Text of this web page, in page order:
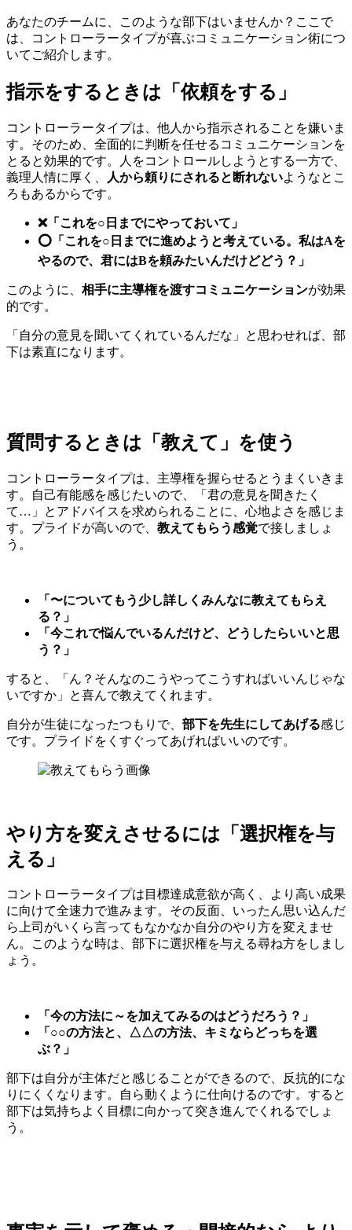
あなたのチームに、このような部下はいませんか？ここで
は、コントローラータイプが喜ぶコミュニケーション術につ
いてご紹介します。
指示をするときは「依頼をする」
コントローラータイプは、他人から指示されることを嫌いま
す。そのため、全面的に判断を任せるコミュニケーションを
とると効果的です。人をコントロールしようとする一方で、
義理人情に厚く、
人から頼りにされると断れないようなとこ
ろもあるからです。
❌「これを○日までにやっておいて」
⭕️「これを○日までに進めようと考えている。私はAを
やるので、君にはBを頼みたいんだけどどう？」
このように、 相手に主導権を渡すコミュニケーションが効果
的です。
「自分の意見を聞いてくれているんだな」と思わせれば、部
下は素直になります。
質問するときは「教えて」を使う
コントローラータイプは、主導権を握らせるとうまくいきま
す。自己有能感を感じたいので、「君の意見を聞きたく
て…」とアドバイスを求められることに、心地よさを感じま
す。プライドが高いので、 教えてもらう感覚で接しましょ
う。
「〜についてもう少し詳しくみんなに教えてもらえ
る？」
「今これで悩んでいるんだけど、どうしたらいいと思
う？」
すると、「ん？そんなのこうやってこうすればいいんじゃな
いですか」と喜んで教えてくれます。
自分が生徒になったつもりで、 部下を先生にしてあげる感じ
です。プライドをくすぐってあげればいいのです。
やり方を変えさせるには「選択権を与
える」
コントローラータイプは目標達成意欲が高く、より高い成果
に向けて全速力で進みます。その反面、いったん思い込んだ
ら上司がいくら言ってもなかなか自分のやり方を変えませ
ん。このような時は、部下に選択権を与える尋ね方をしまし
ょう。
「今の方法に～を加えてみるのはどうだろう？」
「○○の方法と、△△の方法、キミならどっちを選
ぶ？」
部下は自分が主体だと感じることができるので、反抗的にな
りにくくなります。自ら動くように仕向けるのです。すると
部下は気持ちよく目標に向かって突き進んでくれるでしょ
う。